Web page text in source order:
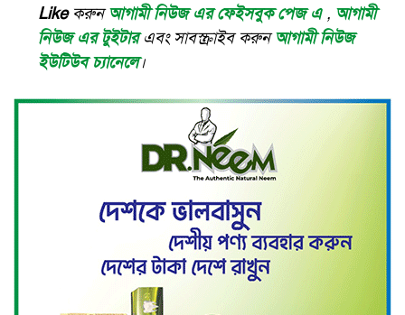
Likeকরুনআগামী নিউজ এর ফেইসবুক পেজ এ , আগামী
নিউজ এর টুইটারএবং সাবস্ক্রাইব করুনআগামী নিউজ
ইউটিউব চ্যানেলে।